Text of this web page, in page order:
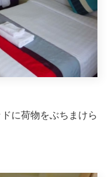
に荷物をぶちまけら